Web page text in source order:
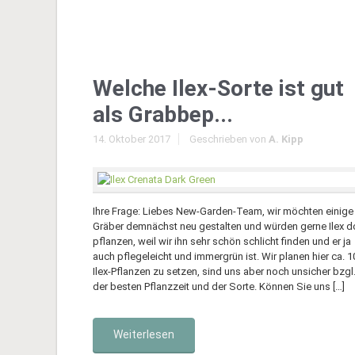
Welche Ilex-Sorte ist gut
als Grabbep...
14. Oktober 2017 Geschrieben von A. Kipp
Ihre Frage: Liebes New-Garden-Team, wir möchten einige
Gräber demnächst neu gestalten und würden gerne Ilex
pflanzen, weil wir ihn sehr schön schlicht finden und er ja
auch pflegeleicht und immergrün ist. Wir planen hier ca.
Ilex-Pflanzen zu setzen, sind uns aber noch unsicher bzgl.
der besten Pflanzzeit und der Sorte. Können Sie uns […]
Weiterlesen